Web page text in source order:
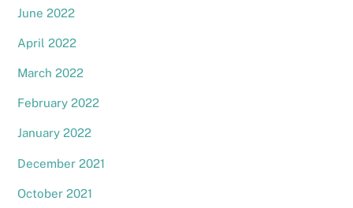
June 2022
April 2022
March 2022
February 2022
January 2022
December 2021
October 2021